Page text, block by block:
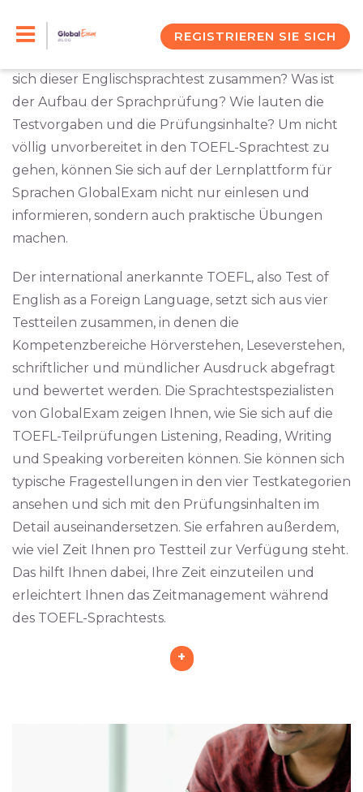
REGISTRIEREN SIE SICH
wahrscheinlich sofort an einen Englischtest wie Sie
sich dieser Englischsprachtest zusammen? Was ist
der Aufbau der Sprachprüfung? Wie lauten die
Testvorgaben und die Prüfungsinhalte? Um nicht
völlig unvorbereitet in den TOEFL-Sprachtest zu
gehen, können Sie sich auf der Lernplattform für
Sprachen GlobalExam nicht nur einlesen und
informieren, sondern auch praktische Übungen
machen.
Der international anerkannte TOEFL, also Test of
English as a Foreign Language, setzt sich aus vier
Testteilen zusammen, in denen die
Kompetenzbereiche Hörverstehen, Leseverstehen,
schriftlicher und mündlicher Ausdruck abgefragt
und bewertet werden. Die Sprachtestspezialisten
von GlobalExam zeigen Ihnen, wie Sie sich auf die
TOEFL-Teilprüfungen Listening, Reading, Writing
und Speaking vorbereiten können. Sie können sich
typische Fragestellungen in den vier Testkategorien
ansehen und sich mit den Prüfungsinhalten im
Detail auseinandersetzen. Sie erfahren außerdem,
wie viel Zeit Ihnen pro Testteil zur Verfügung steht.
Das hilft Ihnen dabei, Ihre Zeit einzuteilen und
erleichtert Ihnen das Zeitmanagement während
des TOEFL-Sprachtests.
+